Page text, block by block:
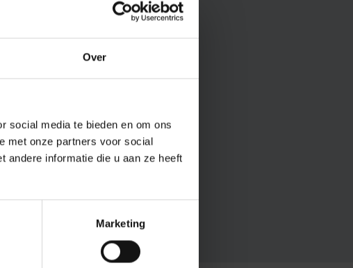
Over
social media te bieden en om ons
met onze partners voor social
andere informatie die u aan ze heeft
Marketing